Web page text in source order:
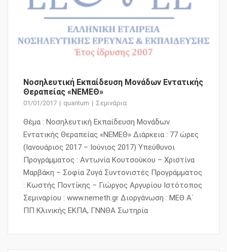
Νοσηλευτική Εκπαίδευση Μονάδων Εντατικής
Θεραπείας «ΝΕΜΕΘ»
01/01/2017 quantum Σεμινάρια
Θέμα : Νοσηλευτική Εκπαίδευση Μονάδων
Εντατικής Θεραπείας «ΝΕΜΕΘ» Διάρκεια : 77 ώρες
(Ιανουάριος 2017 – Ιούνιος 2017) Υπεύθυνοι
Προγράμματος : Αντωνία Κουτσούκου – Χριστίνα
Μαρβάκη – Σοφία Ζυγά Συντονιστές Προγράμματος
: Κωστής Ποντίκης – Γιώργος Αργυρίου Ιστότοπος
Σεμιναρίου : www.nemeth.gr Διοργάνωση : ΜΕΘ Α΄
ΠΠ Κλινικής ΕΚΠΑ, ΓΝΝΘΑ Σωτηρία